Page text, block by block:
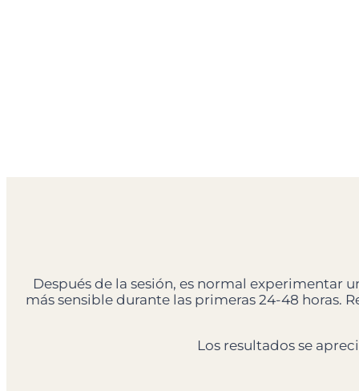
Después de la sesión, es normal experimentar
más sensible durante las primeras 24-48
Los resultados se